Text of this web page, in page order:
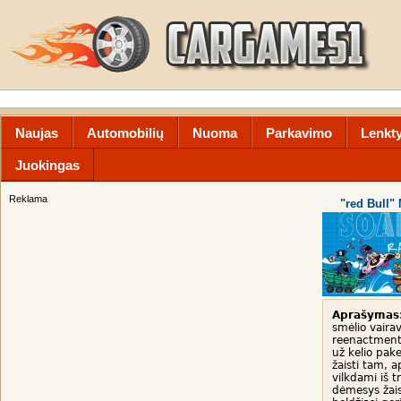
Naujas Automobilių Nuoma Parkavimo
Juokingas
Reklama "red Bull"
smėlio
už kelio
žaisti tam,
vilkdami iš
dėmesys